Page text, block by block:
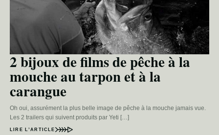
2 bijoux de films de pêche à la
mouche au tarpon et à la
carangue
Oh oui, assurément la plus belle image de pêche à la mouche jamais vue.
Les 2 trailers qui suivent produits par Yeti […]
LIRE L’ARTICLE